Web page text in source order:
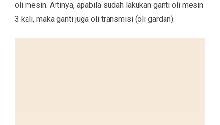
oli mesin. Artinya, apabila sudah lakukan ganti oli mesin
3 kali, maka ganti juga oli transmisi (oli gardan).